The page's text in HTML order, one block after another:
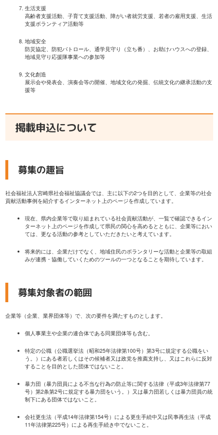
生活支援
高齢者支援活動、子育て支援活動、障がい者就労支援、若者の雇用支援、生活
支援ボランティア活動等
地域安全
防災協定、防犯パトロール、通学見守り（立ち番）、お助けハウスへの登録、
地域見守り応援隊事業への参加等
文化創造
展示会や発表会、演奏会等の開催、地域文化の発掘、伝統文化の継承活動の支
援等
掲載申込について
募集の趣旨
社会福祉法人宮崎県社会福祉協議会では、主に以下の2つを目的として、企業等の社会
貢献活動事例を紹介するインターネット上のページを作成しています。
現在、県内企業等で取り組まれている社会貢献活動が、一覧で確認できるイン
ターネット上のページを作成して県民の関心を高めるとともに、企業等におい
ては、更なる活動の参考としていただきたいと考えています。
将来的には、企業だけでなく、地域住民のボランタリーな活動と企業等の取組
みが連携・協働していくためのツールの一つとなることを期待しています。
募集対象者の範囲
企業等（企業、業界団体等）で、次の要件を満たすものとします。
個人事業主や企業の連合体である同業団体等も含む。
特定の公職（公職選挙法（昭和25年法律第100号）第3号に規定する公職をい
う。）にある者若しくはその候補者又は政党を推薦支持し、又はこれらに反対
することを目的とした団体ではないこと。
暴力団（暴力団員による不当な行為の防止等に関する法律（平成3年法律第77
号）第2条第2号に規定する暴力団をいう。）又は暴力団若しくは暴力団員の統
制下にある団体ではないこと。
会社更生法（平成14年法律第154号）による更生手続中又は民亊再生法（平成
11年法律第225号）による再生手続き中でないこと。